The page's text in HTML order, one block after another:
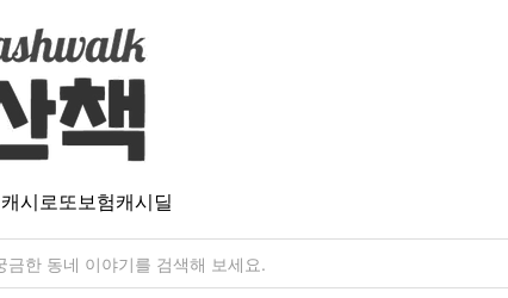
캐시로또보험캐시딜